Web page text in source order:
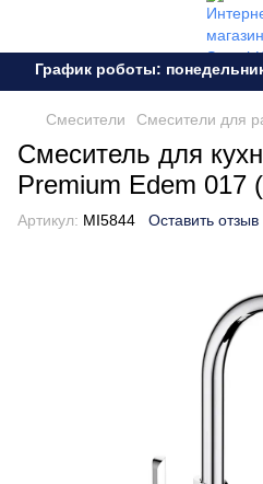
График роботы:
Смесители Смесители для
Смеситель для
Premium Edem 017
Артикул: MI5844 Оставить отзыв